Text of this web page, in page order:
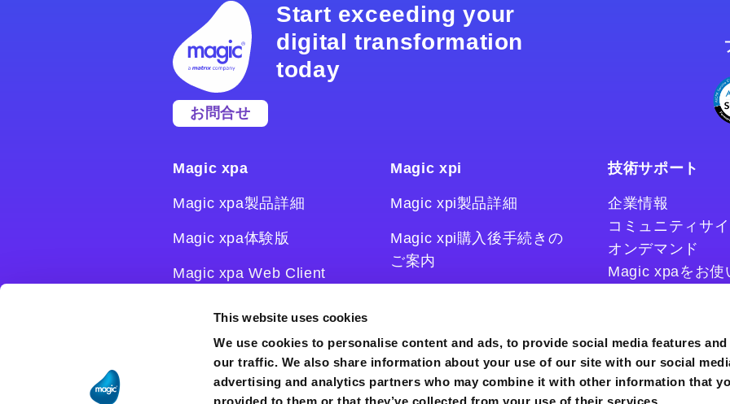
This website uses cookies
We use cookies to personalise content and ads, to provide social media features
our traffic. We also share information about your use of our site with our social
advertising and analytics partners who may combine it with other information that
Start exceeding your
digital transformation
today
お問合せ
Magic xpa
Magic xpa製品詳細
Magic xpa体験版
Magic xpa Web Client
ユーザー登録/ライセンス発
Magic xpi
Magic xpi製品詳細
Magic xpi購入後手続きの
ご案内
技術サポート
企業情報
コミュニティサ
オンデマンド
Magic xpaをお使
コラム